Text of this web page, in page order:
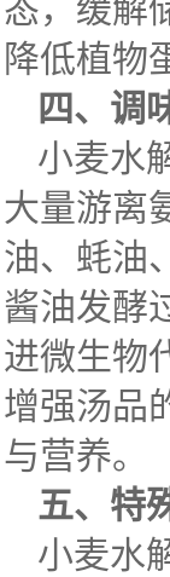
态，缓解
降低植物
四、调
小麦水
大量游离
油、蚝油
酱油发酵
进微生物
增强汤品
与营养。
五、特
小麦水